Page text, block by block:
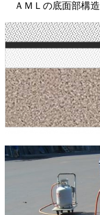
ＡＭＬの底面部構造